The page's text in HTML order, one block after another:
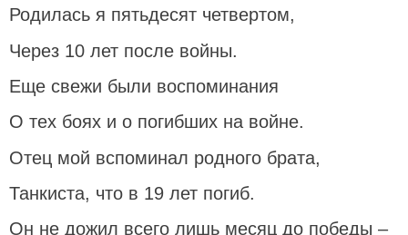
Родилась я пятьдесят четвертом,
Через 10 лет после войны.
Еще свежи были воспоминания
О тех боях и о погибших на войне.
Отец мой вспоминал родного брата,
Танкиста, что в 19 лет погиб.
Он не дожил всего лишь месяц до победы –